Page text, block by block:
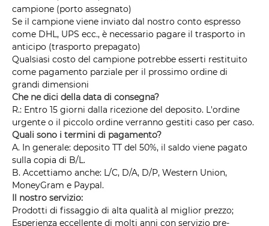
campione (porto assegnato)
Se il campione viene inviato dal nostro conto espresso
come DHL, UPS ecc., è necessario pagare il trasporto in
anticipo (trasporto prepagato)
Qualsiasi costo del campione potrebbe esserti restituito
come pagamento parziale per il prossimo ordine di
grandi dimensioni
Che ne dici della data di consegna?
R.: Entro 15 giorni dalla ricezione del deposito. L'ordine
urgente o il piccolo ordine verranno gestiti caso per caso.
Quali sono i termini di pagamento?
A. In generale: deposito TT del 50%, il saldo viene pagato
sulla copia di B/L.
B. Accettiamo anche: L/C, D/A, D/P, Western Union,
MoneyGram e Paypal.
Il nostro servizio:
Prodotti di fissaggio di alta qualità al miglior prezzo;
Esperienza eccellente di molti anni con servizio pre-